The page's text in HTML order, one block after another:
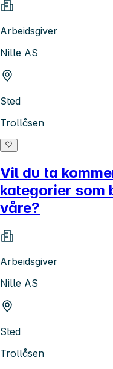
Arbeidsgiver
Nille AS
Sted
Trollåsen
Vil du ta
kategorier som
våre?
Arbeidsgiver
Nille AS
Sted
Trollåsen